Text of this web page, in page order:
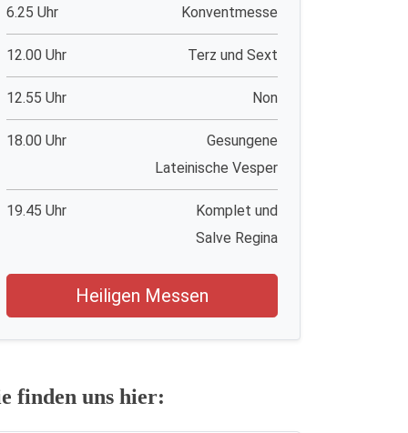
6.25 Uhr Konventmesse
12.00 Uhr Terz und Sext
12.55 Uhr Non
18.00 Uhr
Gesungene
Lateinische Vesper
19.45 Uhr
Komplet und
Salve Regina
Heiligen Messen
finden uns hier: